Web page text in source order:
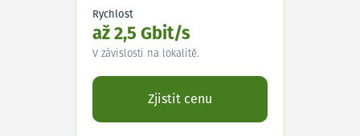
Rychlost
až 2,5 Gbit/s
V závislosti na lokalitě.
Zjistit cenu